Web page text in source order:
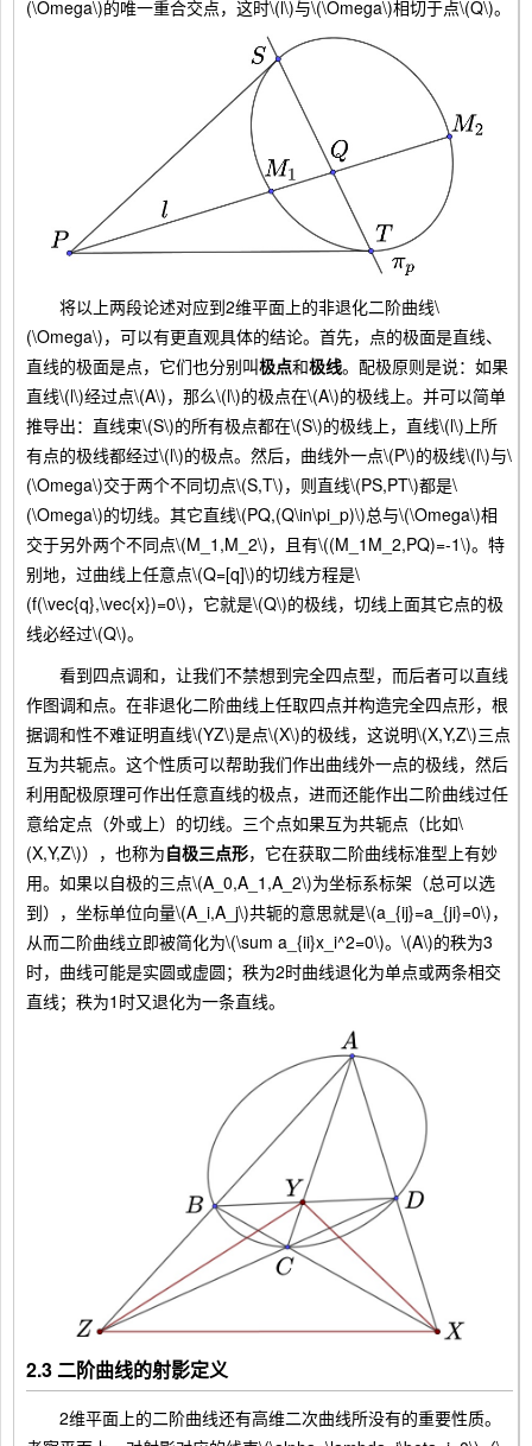
(\Omega\)的唯一重合交点，这时\(l\)与\(\Omega\)相切于点\(Q\)。
将以上两段论述对应到2维平面上的非退化二阶曲线\
(\Omega\)，可以有更直观具体的结论。首先，点的极面是直线、
直线的极面是点，它们也分别叫极点和极线。配极原则是说：如果
直线\(l\)经过点\(A\)，那么\(l\)的极点在\(A\)的极线上。并可以简单
推导出：直线束\(S\)的所有极点都在\(S\)的极线上，直线\(l\)上所
有点的极线都经过\(l\)的极点。然后，曲线外一点\(P\)的极线\(l\)与\
(\Omega\)交于两个不同切点\(S,T\)，则直线\(PS,PT\)都是\
(\Omega\)的切线。其它直线\(PQ,(Q\in\pi_p)\)总与\(\Omega\)相
交于另外两个不同点\(M_1,M_2\)，且有\((M_1M_2,PQ)=-1\)。特
别地，过曲线上任意点\(Q=[q]\)的切线方程是\
(f(\vec{q},\vec{x})=0\)，它就是\(Q\)的极线，切线上面其它点的极
线必经过\(Q\)。
看到四点调和，让我们不禁想到完全四点型，而后者可以直线
作图调和点。在非退化二阶曲线上任取四点并构造完全四点形，根
据调和性不难证明直线\(YZ\)是点\(X\)的极线，这说明\(X,Y,Z\)三点
互为共轭点。这个性质可以帮助我们作出曲线外一点的极线，然后
利用配极原理可作出任意直线的极点，进而还能作出二阶曲线过任
意给定点（外或上）的切线。三个点如果互为共轭点（比如\
(X,Y,Z\)），也称为自极三点形，它在获取二阶曲线标准型上有妙
用。如果以自极的三点\(A_0,A_1,A_2\)为坐标系标架（总可以选
到），坐标单位向量\(A_i,A_j\)共轭的意思就是\(a_{ij}=a_{ji}=0\)，
从而二阶曲线立即被简化为\(\sum a_{ii}x_i^2=0\)。\(A\)的秩为3
时，曲线可能是实圆或虚圆；秩为2时曲线退化为单点或两条相交
直线；秩为1时又退化为一条直线。
2.3 二阶曲线的射影定义
2维平面上的二阶曲线还有高维二次曲线所没有的重要性质。